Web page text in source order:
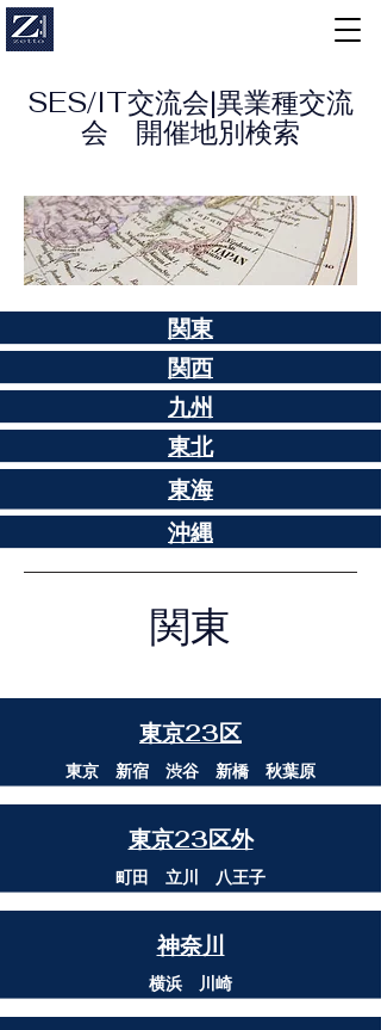
SES/IT交流会|異業種交流
会 開催地別検索
​関東
​関西
九州
東北
東海
沖縄
関東
​東京23区
​東京 新宿 渋谷 新橋 秋葉原
東京23区外
町田 立川 八王子
​神奈川
横浜 川崎